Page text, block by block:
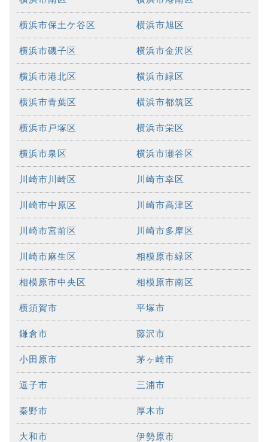
横浜市保土ケ谷区 横浜市旭区
横浜市磯子区 横浜市金沢区
横浜市港北区 横浜市緑区
横浜市青葉区 横浜市都筑区
横浜市戸塚区 横浜市栄区
横浜市泉区 横浜市瀬谷区
川崎市川崎区 川崎市幸区
川崎市中原区 川崎市高津区
川崎市宮前区 川崎市多摩区
川崎市麻生区 相模原市緑区
相模原市中央区 相模原市南区
横須賀市 平塚市
鎌倉市 藤沢市
小田原市 茅ヶ崎市
逗子市 三浦市
秦野市 厚木市
大和市 伊勢原市